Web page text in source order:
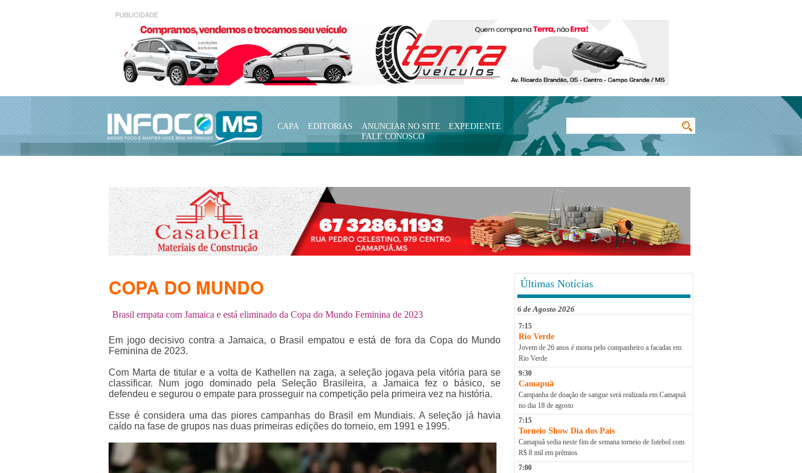
PUBLICIDADE
CAPA EDITORIAS ANUNCIAR NO SITE
EXPEDIENTE
FALE CONOSCO
Últimas Notícias
6 de Agosto 2026
7:15
Rio Verde
Jovem de 26 anos é morta pelo companheiro a facadas em
Rio Verde
9:30
Camapuã
Campanha de doação de sangue será realizada em Camapuã
no dia 18 de agosto
7:15
Torneio Show Dia dos Pais
Camapuã sedia neste fim de semana torneio de futebol com
R$ 8 mil em prêmios
7:00
COPA DO MUNDO
Brasil empata com Jamaica e está eliminado da Copa do Mundo Feminina de 2023
Em jogo decisivo contra a Jamaica, o Brasil empatou e está de fora da Copa do Mundo
Feminina de 2023.
Com Marta de titular e a volta de Kathellen na zaga, a seleção jogava pela vitória para se
classificar. Num jogo dominado pela Seleção Brasileira, a Jamaica fez o básico, se
defendeu e segurou o empate para prosseguir na competição pela primeira vez na história.
Esse é considera uma das piores campanhas do Brasil em Mundiais. A seleção já havia
caído na fase de grupos nas duas primeiras edições do torneio, em 1991 e 1995.